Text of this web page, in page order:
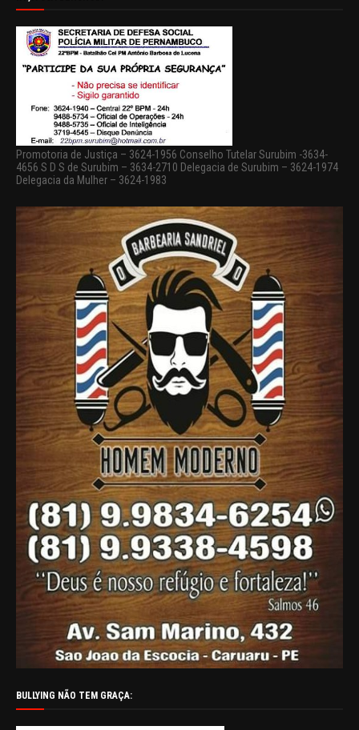
Promotoria de Justiça – 3624-1956 Conselho Tutelar Surubim -3634-
4656 S D S de Surubim – 3634-2710 Delegacia de Surubim – 3624-1974
Delegacia da Mulher – 3624-1983
BULLYING NÃO TEM GRAÇA: